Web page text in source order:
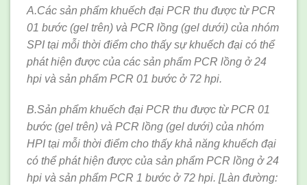
A.Các sản phẩm khuếch đại PCR thu được từ PCR
01 bước (gel trên) và PCR lồng (gel dưới) của nhóm
SPI tại mỗi thời điểm cho thấy sự khuếch đại có thể
phát hiện được của các sản phẩm PCR lồng ở 24
hpi và sản phẩm PCR 01 bước ở 72 hpi.
B.Sản phẩm khuếch đại PCR thu được từ PCR 01
bước (gel trên) và PCR lồng (gel dưới) của nhóm
HPI tại mỗi thời điểm cho thấy khả năng khuếch đại
có thể phát hiện được của sản phẩm PCR lồng ở 24
hpi và sản phẩm PCR 1 bước ở 72 hpi. [Làn đường: